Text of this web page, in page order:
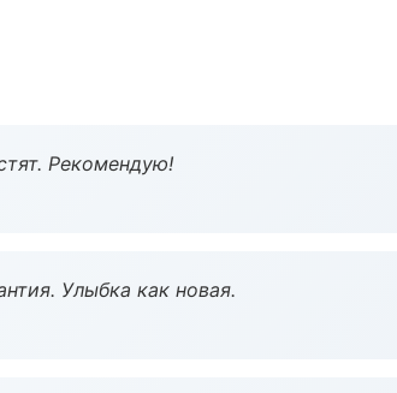
Рекомендую!
Улыбка как новая.